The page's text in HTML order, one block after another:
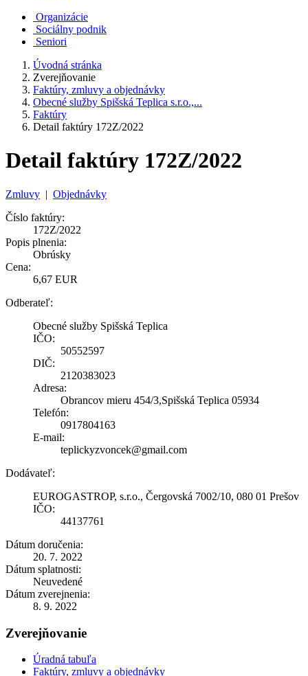
Organizácie
Sociálny podnik
Seniori
Úvodná stránka
Zverejňovanie
Faktúry, zmluvy a objednávky
Obecné služby Spišská Teplica s.r.o.,...
Faktúry
Detail faktúry 172Z/2022
Detail faktúry 172Z/2022
Zmluvy | Objednávky
Číslo faktúry:
172Z/2022
Popis plnenia:
Obrúsky
Cena:
6,67 EUR
Odberateľ:
Obecné služby Spišská Teplica
IČO:
50552597
DIČ:
2120383023
Adresa:
Obrancov mieru 454/3,Spišská Teplica 05934
Telefón:
0917804163
E-mail:
teplickyzvoncek@gmail.com
Dodávateľ:
EUROGASTROP, s.r.o., Čergovská 7002/10, 080 01 Prešov
IČO:
44137761
Dátum doručenia:
20. 7. 2022
Dátum splatnosti:
Neuvedené
Dátum zverejnenia:
8. 9. 2022
Zverejňovanie
Úradná tabuľa
Faktúry, zmluvy a objednávky